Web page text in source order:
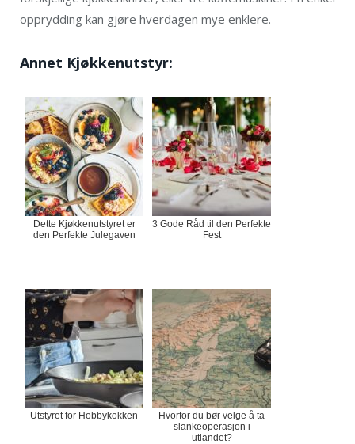
opprydding kan gjøre hverdagen mye enklere.
Annet Kjøkkenutstyr:
Dette Kjøkkenutstyret er
den Perfekte Julegaven
3 Gode Råd til den Perfekte
Fest
Utstyret for Hobbykokken
Hvorfor du bør velge å ta
slankeoperasjon i
utlandet?